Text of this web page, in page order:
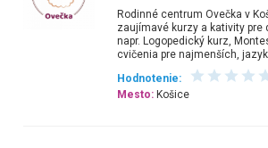
Rodinné centrum Ovečka v
zaujímavé kurzy a kativity pre
napr. Logopedický kurz,
cvičenia pre najmenších,
Hodnotenie:
Mesto: Košice